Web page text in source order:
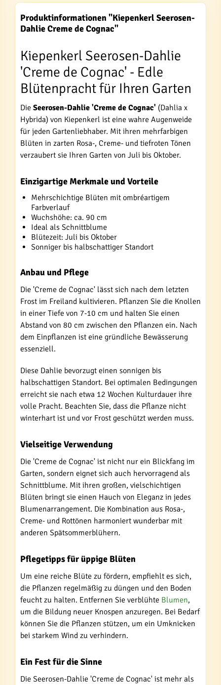
Produktinformationen "Kiepenkerl Seerosen-
Dahlie Creme de Cognac"
Kiepenkerl Seerosen-Dahlie
'Creme de Cognac' - Edle
Blütenpracht für Ihren Garten
Die Seerosen-Dahlie 'Creme de Cognac' (Dahlia x
Hybrida) von Kiepenkerl ist eine wahre Augenweide
für jeden Gartenliebhaber. Mit ihren mehrfarbigen
Blüten in zarten Rosa-, Creme- und tiefroten Tönen
verzaubert sie Ihren Garten von Juli bis Oktober.
Einzigartige Merkmale und Vorteile
Mehrschichtige Blüten mit ombréartigem
Farbverlauf
Wuchshöhe: ca. 90 cm
Ideal als Schnittblume
Blütezeit: Juli bis Oktober
Sonniger bis halbschattiger Standort
Anbau und Pflege
Die 'Creme de Cognac' lässt sich nach dem letzten
Frost im Freiland kultivieren. Pflanzen Sie die Knollen
in einer Tiefe von 7-10 cm und halten Sie einen
Abstand von 80 cm zwischen den Pflanzen ein. Nach
dem Einpflanzen ist eine gründliche Bewässerung
essenziell.
Diese Dahlie bevorzugt einen sonnigen bis
halbschattigen Standort. Bei optimalen Bedingungen
erreicht sie nach etwa 12 Wochen Kulturdauer ihre
volle Pracht. Beachten Sie, dass die Pflanze nicht
winterhart ist und vor Frost geschützt werden muss.
Vielseitige Verwendung
Die 'Creme de Cognac' ist nicht nur ein Blickfang im
Garten, sondern eignet sich auch hervorragend als
Schnittblume. Mit ihren großen, vielschichtigen
Blüten bringt sie einen Hauch von Eleganz in jedes
Blumenarrangement. Die Kombination aus Rosa-,
Creme- und Rottönen harmoniert wunderbar mit
anderen Spätsommerblühern.
Pflegetipps für üppige Blüten
Um eine reiche Blüte zu fördern, empfiehlt es sich,
die Pflanzen regelmäßig zu düngen und den Boden
feucht zu halten. Entfernen Sie verblühte Blumen,
um die Bildung neuer Knospen anzuregen. Bei Bedarf
können Sie die Pflanzen stützen, um ein Umknicken
bei starkem Wind zu verhindern.
Ein Fest für die Sinne
Die Seerosen-Dahlie 'Creme de Cognac' ist mehr als